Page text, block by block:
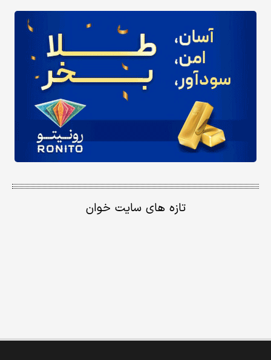
تازه های سایت خوان